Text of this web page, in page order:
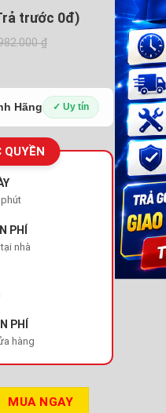
trước 0đ)
₫
Hãng ✓ Uy tín
PHÍ
nhà
PHÍ
hàng
MUA NGAY